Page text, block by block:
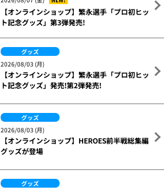
【オンラインショップ】繁永選手「プロ初ヒッ
ト記念グッズ」第3弾発売!
グッズ
2026/08/03 (月)
【オンラインショップ】繁永選手「プロ初ヒッ
ト記念グッズ」発売!第2弾発売!
グッズ
2026/08/03 (月)
【オンラインショップ】HEROES前半戦総集編
グッズが登場
グッズ